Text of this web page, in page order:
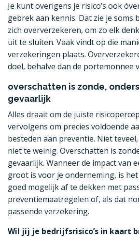
Je kunt overigens je risico’s ook
gebrek aan kennis. Dat zie je soms
zich oververzekeren, om zo elk
uit te sluiten. Vaak vindt op die
verzekeringen plaats.
doel, behalve dan de portemonnee
overschatten is zonde,
gevaarlijk
Alles draait om de juiste
vervolgens om precies voldoende
besteden aan preventie. Niet
niet te weinig. Overschatten is
gevaarlijk. Wanneer de impact van
groot is voor je onderneming, is het
goed mogelijk af te dekken met
preventiemaatregelen of, als dat
passende verzekering.
Wil jij je bedrijfsrisico’s in kaart